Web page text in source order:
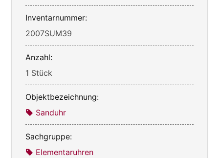
Inventarnummer:
2007SUM39
Anzahl:
1 Stück
Objektbezeichnung:
Sanduhr
Sachgruppe:
Elementaruhren